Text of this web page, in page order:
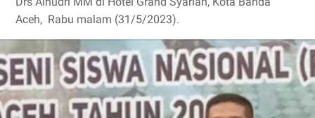
Aceh, Rabu malam (31/5/2023).